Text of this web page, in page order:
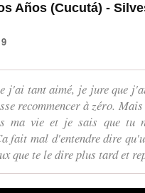
Años (Cucutá) -
j'ai tant aimé, je jure que
recommencer à zéro.
ma vie et je sais que tu
fait mal d'entendre dire
que te le dire plus tard et